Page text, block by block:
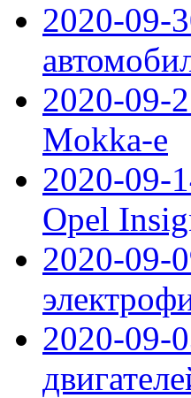
2020-09-
2020-09-
Mokka-e
2020-09-
Opel
2020-09-
2020-09-